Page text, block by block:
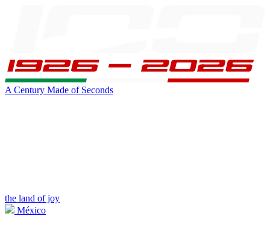
A Century Made of Seconds
the land of joy
México